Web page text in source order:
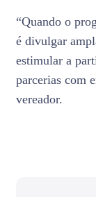
“Quando o
é divulgar
estimular a
parcerias com
vereador.